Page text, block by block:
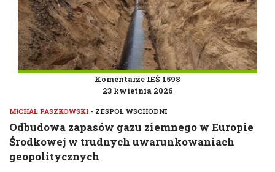
Komentarze IEŚ 1598
23 kwietnia 2026
MICHAŁ PASZKOWSKI - ZESPÓŁ WSCHODNI
Odbudowa zapasów gazu ziemnego w Europie
Środkowej w trudnych uwarunkowaniach
geopolitycznych